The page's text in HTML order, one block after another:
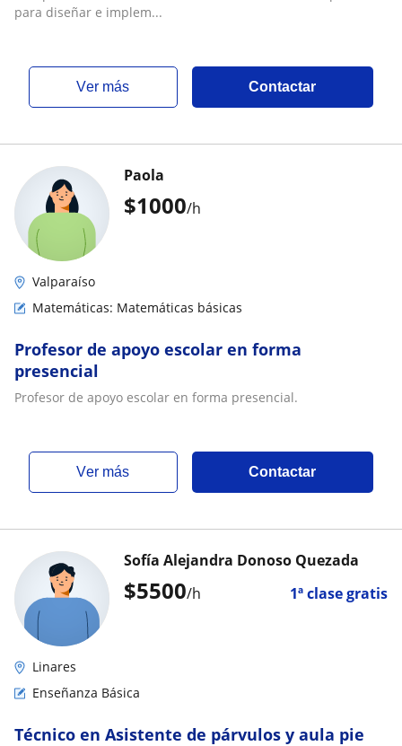
para diseñar e implem...
ver más Contactar
$1000/h
Paola
Valparaíso
Matemáticas: Matemáticas básicas
Profesor de apoyo escolar en forma
presencial
Profesor de apoyo escolar en forma presencial.
ver más Contactar
$5500/h 1ª clase gratis
Sofía Alejandra Donoso Quezada
Linares
Enseñanza Básica
Técnico en Asistente de párvulos y aula pie